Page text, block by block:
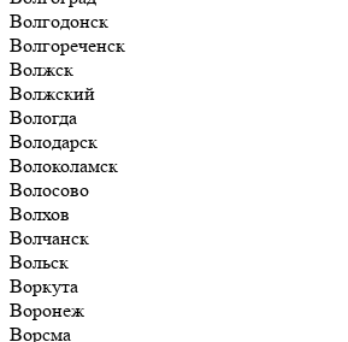
Волгодонск
Волгореченск
Волжск
Волжский
Вологда
Володарск
Волоколамск
Волосово
Волхов
Волчанск
Вольск
Воркута
Воронеж
Ворсма